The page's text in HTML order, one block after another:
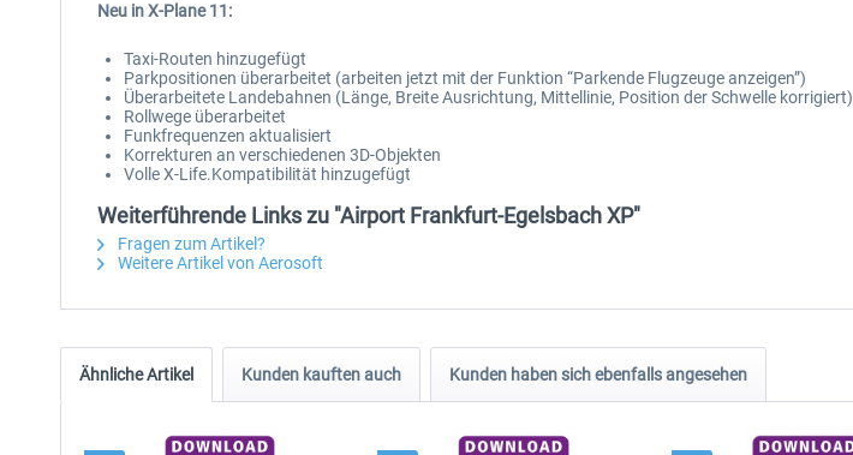
Neu in X-Plane 11:
Taxi-Routen hinzugefügt
Parkpositionen überarbeitet (arbeiten jetzt mit der Funktion “Parkende Flugzeuge anzeigen”)
Überarbeitete Landebahnen (Länge, Breite Ausrichtung, Mittellinie, Position der Schwelle korrigiert)
Rollwege überarbeitet
Funkfrequenzen aktualisiert
Korrekturen an verschiedenen 3D-Objekten
Volle X-Life.Kompatibilität hinzugefügt
Weiterführende Links zu "Airport Frankfurt-Egelsbach XP"
Fragen zum Artikel?
Weitere Artikel von Aerosoft
Ähnliche Artikel Kunden kauften auch Kunden haben sich ebenfalls angesehen